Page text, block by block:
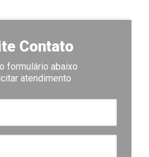
Contato
formulário abaixo
atendimento